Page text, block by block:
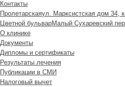
Контакты
Пролетарскаяул. Марксистская дом 34,
Цветной бульварМалый Сухаревский
О клинике
Документы
Дипломы и сертификаты
Результаты лечения
Публикации в СМИ
Налоговый вычет